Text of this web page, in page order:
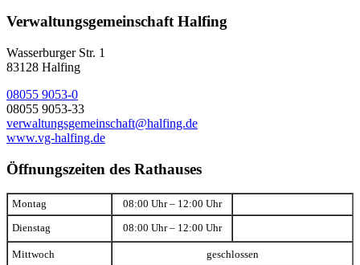
Verwaltungsgemeinschaft Halfing
Wasserburger Str. 1
83128 Halfing
08055 9053-0
08055 9053-33
verwaltungsgemeinschaft@halfing.de
www.vg-halfing.de
Öffnungszeiten des Rathauses
Montag 08:00 Uhr – 12:00 Uhr
Dienstag 08:00 Uhr – 12:00 Uhr
Mittwoch geschlossen